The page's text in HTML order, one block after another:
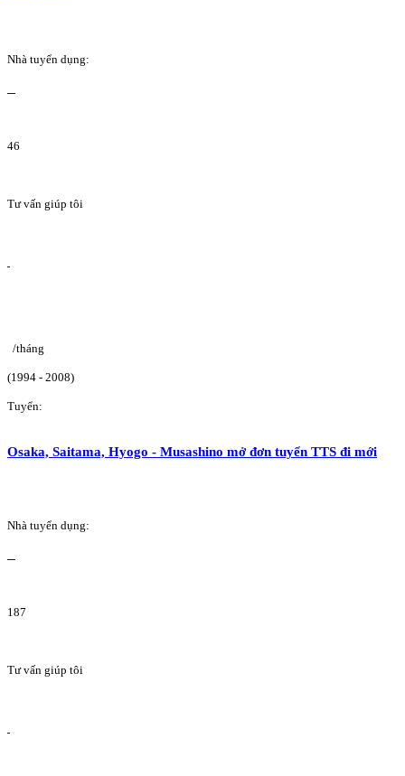
Nhà tuyển dụng:
46
Tư vấn giúp tôi
/tháng
(1994 - 2008)
Tuyển:
Osaka, Saitama, Hyogo - Musashino mở đơn tuyển TTS đi mới
Nhà tuyển dụng:
187
Tư vấn giúp tôi